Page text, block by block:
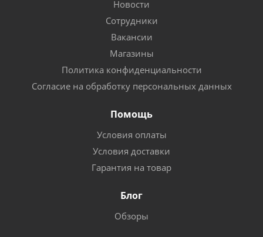
Новости
Сотрудники
Вакансии
Магазины
Политика конфиденциальности
Согласие на обработку персональных данных
Помощь
Условия оплаты
Условия доставки
Гарантия на товар
Блог
Обзоры